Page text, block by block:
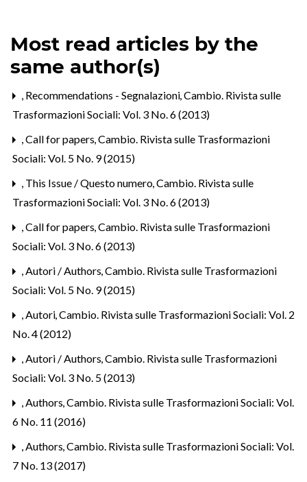
Most read articles by the
same author(s)
, Recommendations - Segnalazioni,Cambio. Rivista sulle
Trasformazioni Sociali: Vol. 3 No. 6 (2013)
,Call for papers,Cambio. Rivista sulle Trasformazioni
Sociali: Vol. 5 No. 9 (2015)
, This Issue / Questo numero,Cambio. Rivista sulle
Trasformazioni Sociali: Vol. 3 No. 6 (2013)
,Call for papers,Cambio. Rivista sulle Trasformazioni
Sociali: Vol. 3 No. 6 (2013)
,Autori / Authors,Cambio. Rivista sulle Trasformazioni
Sociali: Vol. 5 No. 9 (2015)
,Autori,Cambio. Rivista sulle Trasformazioni Sociali: Vol. 2
No. 4 (2012)
,Autori / Authors,Cambio. Rivista sulle Trasformazioni
Sociali: Vol. 3 No. 5 (2013)
,Authors,Cambio. Rivista sulle Trasformazioni Sociali: Vol.
6 No. 11 (2016)
,Authors,Cambio. Rivista sulle Trasformazioni Sociali: Vol.
7 No. 13 (2017)